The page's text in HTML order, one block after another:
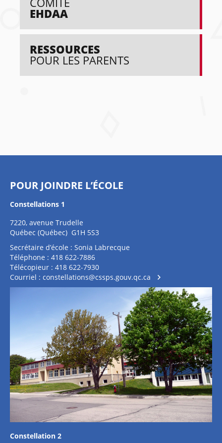
EHDAA
RESSOURCES
POUR LES PARENTS
POUR JOINDRE L’ÉCOLE
Constellations 1
7220, avenue Trudelle
Québec (Québec) G1H 5S3
Secrétaire d’école : Sonia Labrecque
Téléphone : 418 622-7886
Télécopieur : 418 622-7930
Courriel : constellations@cssps.gouv.qc.ca
Constellation 2